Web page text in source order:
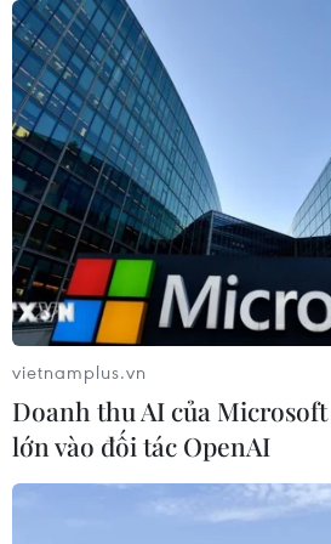
Quảng Trị ưu tiên đầu tư hoàn
hệ thống xử lý nước thải cụm
nghiệp
06/08/2026 03:03
Pháp mở các điểm tắm
phục vụ người dân trong mùa
nắng nóng
06/08/2026 03:02
Thành phố Hồ Chí Minh triển
dự án trạm trung chuyển rác
vietnamplus.vn
Doanh thu AI của
lớn vào đối tác OpenAI